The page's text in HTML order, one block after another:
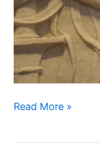
Conférence
Read More »